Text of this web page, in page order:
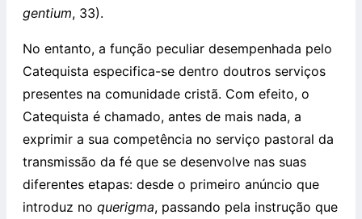
gentium, 33).
No entanto, a função peculiar desempenhada pelo
Catequista especifica-se dentro doutros serviços
presentes na comunidade cristã. Com efeito, o
Catequista é chamado, antes de mais nada, a
exprimir a sua competência no serviço pastoral da
transmissão da fé que se desenvolve nas suas
diferentes etapas: desde o primeiro anúncio que
introduz no querigma, passando pela instrução que